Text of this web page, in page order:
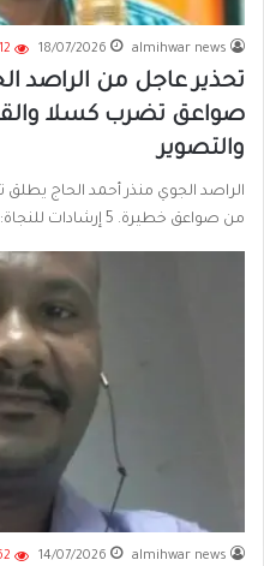
almihwar news
18/07/2026
تحذير عاجل من الراصد
صواعق تضرب كسلا
والتصوير
الراصد الجوي منذر أحمد الحاج
من صواعق خطيرة. 5 إرشادات للنجاة: لا تتحرك عند…
almihwar news
14/07/2026